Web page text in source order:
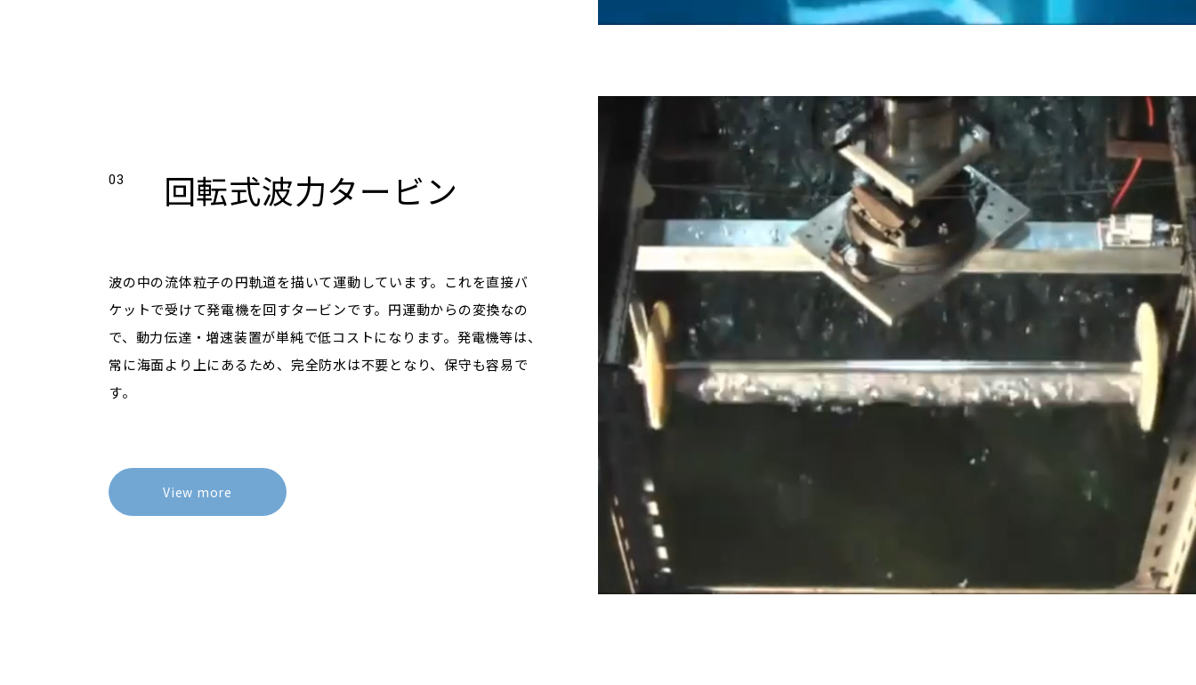
03 回転式波力タービン
波の中の流体粒子の円軌道を描いて運動しています。これを直接バ
ケットで受けて発電機を回すタービンです。円運動からの変換なの
で、動力伝達・増速装置が単純で低コストになります。発電機等は、
常に海面より上にあるため、完全防水は不要となり、保守も容易で
す。
View more